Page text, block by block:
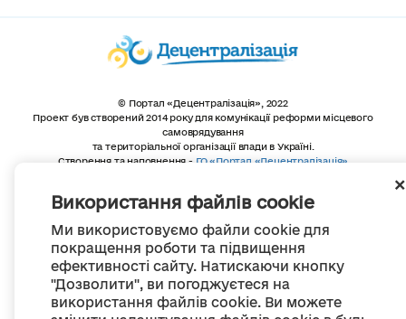
Використання файлів cookie
Ми використовуємо файли cookie для
покращення роботи та підвищення
ефективності сайту. Натискаючи кнопку
"Дозволити", ви погоджуєтеся на
використання файлів cookie. Ви можете
© Портал «Децентралізація», 2022
Проект був створений 2014 року для комунікації реформи місцевого
самоврядування
та територіальної організації влади в Україні.
Створення та наповнення - ГО «Портал «Децентралізація»
якщо не зазначено інше